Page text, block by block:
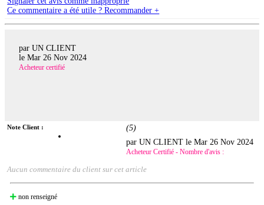
Ce commentaire a été utile ? Recommander +
par UN CLIENT
le Mar 26 Nov 2024
Acheteur certifié
Note Client : (5)
par UN CLIENT leMar 26 Nov 2024
Acheteur Certifié - Nombre d'avis :
Aucun commentaire du client sur cet article
non renseigné